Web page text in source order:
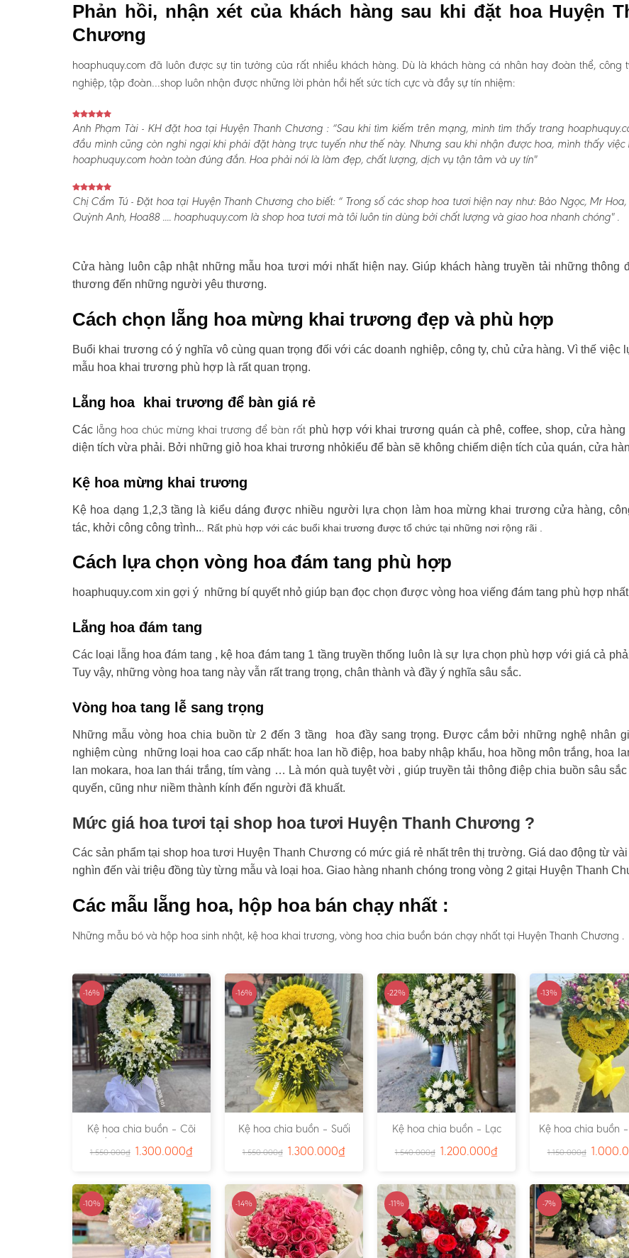
Phản hồi, nhận xét của khách hàng sau khi đặt hoa Huyện
Chương
hoaphuquy.com đã luôn được sự tin tưởng của rất nhiều khách hàng. Dù là khách hàng cá nhân hay đoàn thể, công
nghiệp, tập đoàn…shop luôn nhận được những lời phản hồi hết sức tích cực và đầy sự tín nhiệm:
Anh Phạm Tài - KH đặt hoa tại Huyện Thanh Chương :“Sau khi tìm kiếm trên mạng, mình tìm thấy trang
đầu mình cũng còn nghi ngại khi phải đặt hàng trực tuyến như thế này. Nhưng sau khi nhận được hoa, mình thấy việc
hoaphuquy.com hoàn toàn đúng đắn. Hoa phải nói là làm đẹp, chất lượng, dịch vụ tận tâm và uy tín"
Chị Cẩm Tú - Đặt hoa tại Huyện Thanh Chương cho biết:“ Trong số các shop hoa tươi hiện nay như: Bảo Ngọc, Mr
Quỳnh Anh, Hoa88 .... hoaphuquy.com là shop hoa tươi mà tôi luôn tin dùng bởi chất lượng và giao hoa nhanh chóng" .
Cửa hàng luôn cập nhật những mẫu hoa tươi mới nhất hiện nay. Giúp khách hàng truyền tải những thông
thương đến những người yêu thương.
Cách chọn lẵng hoa mừng khai trương đẹp và phù hợp
Buổi khai trương có ý nghĩa vô cùng quan trọng đối với các doanh nghiệp, công ty, chủ cửa hàng. Vì thế việc
mẫu hoa khai trương phù hợp là rất quan trọng.
Lẵng hoa khai trương để bàn giá rẻ
Các lẵng hoa chúc mừng khai trương để bàn rấtphù hợp với khai trương quán cà phê, coffee, shop, cửa hàng
diện tích vừa phải. Bởi những giỏ hoa khai trương nhỏkiểu để bàn sẽ không chiếm diện tích của quán, cửa
Kệ hoa mừng khai trương
Kệ hoa dạng 1,2,3 tầng là kiểu dáng được nhiều người lựa chọn làm hoa mừng khai trương cửa hàng,
tác, khởi công công trình.. . Rất phù hợp với các buổi khai trương được tổ chức tại những nơi rộng rãi .
Cách lựa chọn vòng hoa đám tang phù hợp
hoaphuquy.com xin gợi ý những bí quyết nhỏ giúp bạn đọc chọn được vòng hoa viếng đám tang phù hợp
Lẵng hoa đám tang
Các loại lẵng hoa đám tang , kệ hoa đám tang 1 tầng truyền thống luôn là sự lựa chọn phù hợp với giá cả
Tuy vậy, những vòng hoa tang này vẫn rất trang trọng, chân thành và đầy ý nghĩa sâu sắc.
Vòng hoa tang lễ sang trọng
Những mẫu vòng hoa chia buồn từ 2 đến 3 tầng hoa đầy sang trọng. Được cắm bởi những nghệ nhân
nghiệm cùng những loại hoa cao cấp nhất: hoa lan hồ điệp, hoa baby nhập khẩu, hoa hồng môn trắng, hoa
lan mokara, hoa lan thái trắng, tím vàng … Là món quà tuyệt vời , giúp truyền tải thông điệp chia buồn sâu
quyến, cũng như niềm thành kính đến người đã khuất.
Mức giá hoa tươi tại shop hoa tươi Huyện Thanh Chương ?
Các sản phẩm tại shop hoa tươi Huyện Thanh Chương có mức giá rẻ nhất trên thị trường. Giá dao động từ vài
nghìn đến vài triệu đồng tùy từng mẫu và loại hoa. Giao hàng nhanh chóng trong vòng 2 gitại Huyện Thanh
Các mẫu lẵng hoa, hộp hoa bán chạy nhất :
Những mẫu bó và hộp hoa sinh nhật, kệ hoa khai trương, vòng hoa chia buồn bán chạy nhất tại Huyện Thanh Chương .
-16%
Kệ hoa chia buồn – Cõi
Trần Gian – Ms:4724
1.550.000₫ 1.300.000₫
-16%
Kệ hoa chia buồn – Suối
1.550.000₫ 1.300.000₫
-22%
Kệ hoa chia buồn – Lạc
1.540.000₫ 1.200.000₫
-13%
Kệ hoa chia buồn
1.150.000₫
-10% -14% -11% -7%